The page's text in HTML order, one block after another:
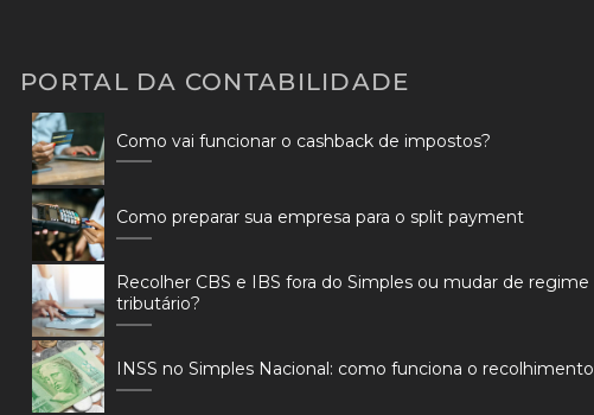
PORTAL DA CONTABILIDADE
Como vai funcionar o cashback de impostos?
Como preparar sua empresa para o split payment
Recolher CBS e IBS fora do Simples ou mudar de regime
tributário?
INSS no Simples Nacional: como funciona o recolhimento